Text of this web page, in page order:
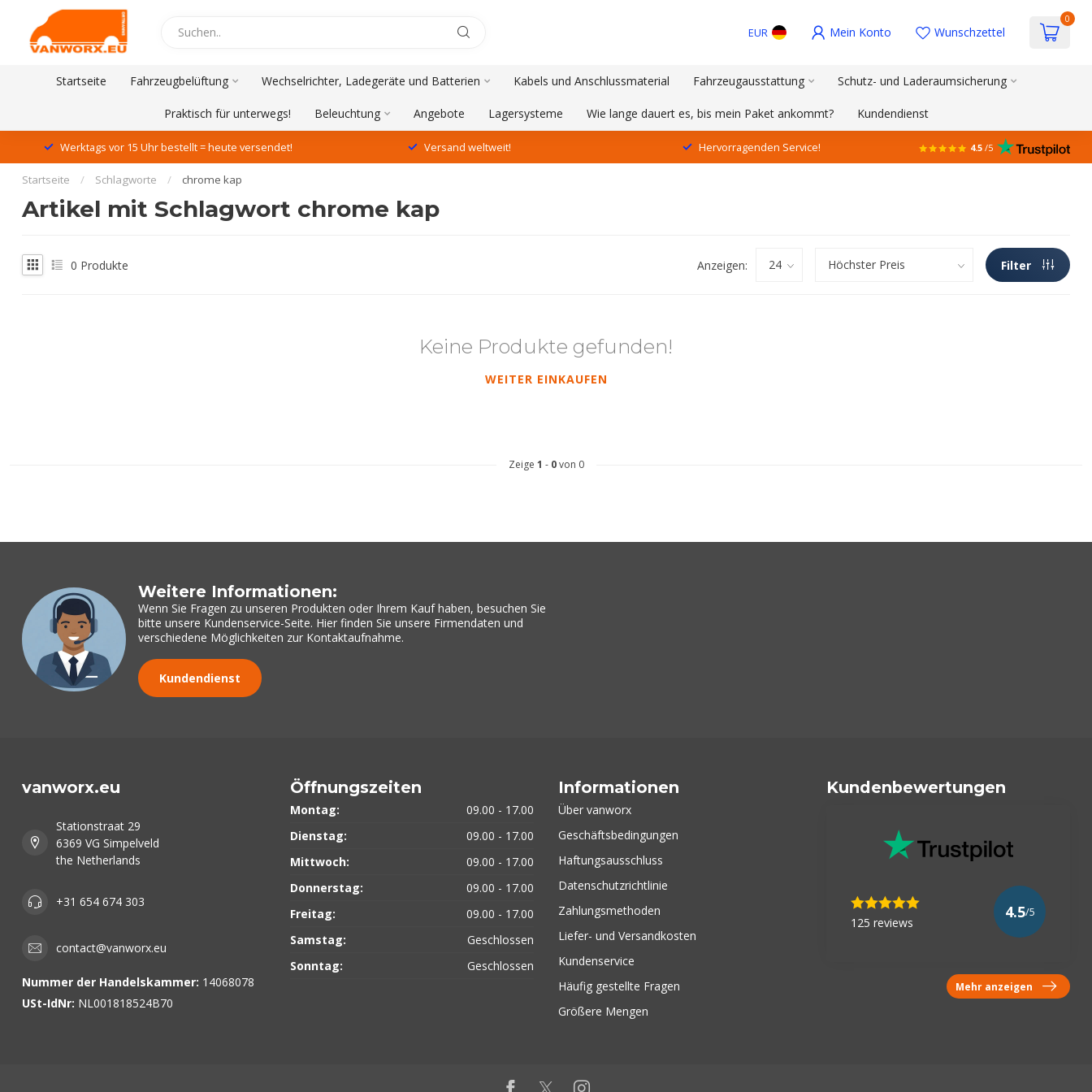
EUR Mein Konto Wunschzettel
0
Startseite Fahrzeugbelüftung Wechselrichter, Ladegeräte und Batterien Kabels und Anschlussmaterial Fahrzeugausstattung Schutz- und Laderaumsicherung
Praktisch für unterwegs! Beleuchtung Angebote Lagersysteme Wie lange dauert es, bis mein Paket ankommt? Kundendienst
Werktags vor 15 Uhr bestellt = heute versendet! Versand weltweit! Hervorragenden Service! 4.5 /5
Startseite / Schlagworte / chrome kap
Artikel mit Schlagwort chrome kap
0 Produkte Anzeigen: Filter
Keine Produkte gefunden!
WEITER EINKAUFEN
Zeige 1 - 0von 0
Weitere Informationen:
Wenn Sie Fragen zu unseren Produkten oder Ihrem Kauf haben, besuchen Sie
bitte unsere Kundenservice-Seite. Hier finden Sie unsere Firmendaten und
verschiedene Möglichkeiten zur Kontaktaufnahme.
Kundendienst
vanworx.eu
Stationstraat 29
6369 VG Simpelveld
the Netherlands
+31 654 674 303
contact@vanworx.eu
Nummer der Handelskammer: 14068078
USt-IdNr: NL001818524B70
Öffnungszeiten
Montag:
09.00 - 17.00
Dienstag:
09.00 - 17.00
Mittwoch:
09.00 - 17.00
Donnerstag:
09.00 - 17.00
Freitag:
09.00 - 17.00
Samstag:
Geschlossen
Sonntag:
Geschlossen
Informationen
Über vanworx
Geschäftsbedingungen
Haftungsausschluss
Datenschutzrichtlinie
Zahlungsmethoden
Liefer- und Versandkosten
Kundenservice
Häufig gestellte Fragen
Größere Mengen
Kundenbewertungen
125 reviews
4.5/5
Mehr anzeigen